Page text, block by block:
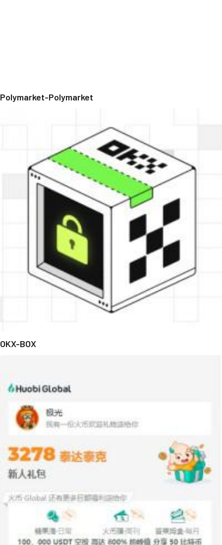
Polymarket-Polymarket
OKX-BOX